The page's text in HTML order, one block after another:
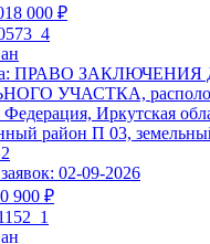
оформления всех
сведений в формах;
всех
Вашей заявки
часовс момента
ФЗ, 229-ФЗ,
000 ₽
ПРАВО ЗАКЛЮЧЕНИЯ
УЧАСТКА,
Федерация, Иркутская
район П 03,
02-09-2026
900 ₽